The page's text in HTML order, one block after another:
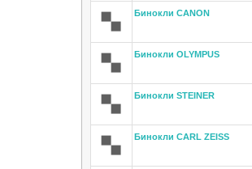
Бинокли CANON
Бинокли OLYMPUS
Бинокли STEINER
Бинокли CARL ZEISS